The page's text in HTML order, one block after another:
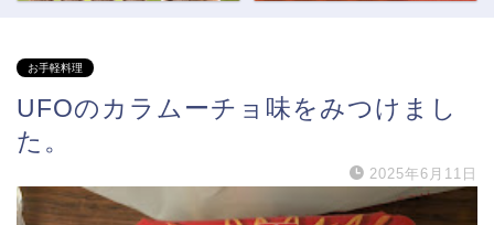
お手軽料理
UFOのカラムーチョ味をみつけまし
た。
2025年6月11日